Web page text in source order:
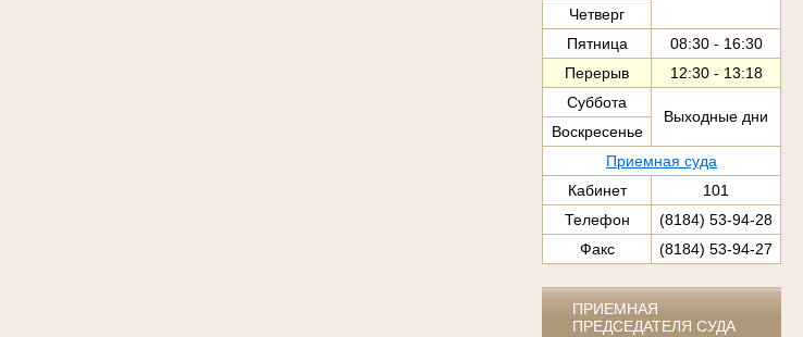
Четверг
Пятница
08:30 - 16:30
Перерыв
12:30 - 13:18
Суббота
Выходные дни
Воскресенье
Приемная суда
Кабинет
101
Телефон
(8184) 53-94-28
Факс
(8184) 53-94-27
ПРИЕМНАЯ
ПРЕДСЕДАТЕЛЯ СУДА